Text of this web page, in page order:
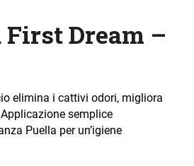
spesa
Dream –
elimina i cattivi odori, migliora
semplice
Puella per un’igiene